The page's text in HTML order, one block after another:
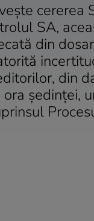
SA,
din
din
şedinţei,